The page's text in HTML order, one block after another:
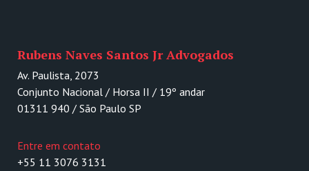
Rubens Naves Santos Jr Advogados
Av. Paulista, 2073
Conjunto Nacional / Horsa II / 19º andar
01311 940 / São Paulo SP
Entre em contato
+55 11 3076 3131